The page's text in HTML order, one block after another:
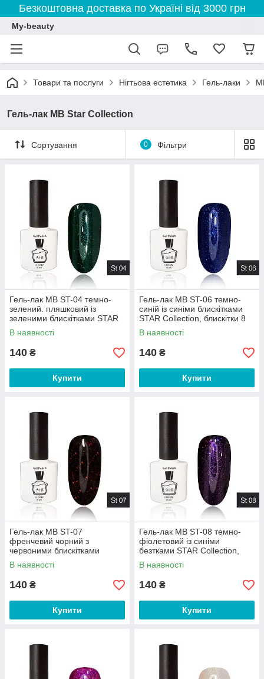
Безкоштовна доставка по Україні від 3000 грн
My-beauty
Товари та послуги Нігтьова естетика Гель-лаки
Гель-лак MB Star Collection
Сортування 0 Фільтри
Гель-лак MB ST-04 темно-
зелений. пляшковий із
зеленими блискітками STAR
Collection, блискітки 8 мл
В наявності
140 ₴
Купити
Гель-лак MB ST-06 темно-
синій із синіми блискітками
STAR Collection, блискітки 8
мл
В наявності
140 ₴
Купити
Гель-лак MB ST-07
френчевий чорний з
червоними блискітками
блискітками STAR Collection,
блискітки 8 мл
В наявності
140 ₴
Купити
Гель-лак MB ST-08 темно-
фіолетовий із синіми
безтками STAR Collection,
блискітки 8 мл
В наявності
140 ₴
Купити